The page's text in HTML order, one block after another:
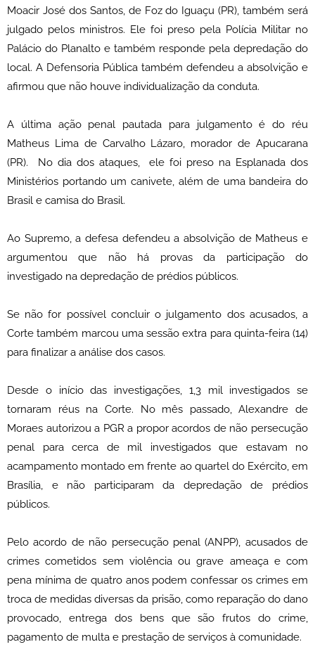
Moacir José dos Santos, de Foz do Iguaçu (PR), também será
julgado pelos ministros. Ele foi preso pela Polícia Militar no
Palácio do Planalto e também responde pela depredação do
local. A Defensoria Pública também defendeu a absolvição e
afirmou que não houve individualização da conduta.
A última ação penal pautada para julgamento é do réu
Matheus Lima de Carvalho Lázaro, morador de Apucarana
(PR). No dia dos ataques, ele foi preso na Esplanada dos
Ministérios portando um canivete, além de uma bandeira do
Brasil e camisa do Brasil.
Ao Supremo, a defesa defendeu a absolvição de Matheus e
argumentou que não há provas da participação do
investigado na depredação de prédios públicos.
Se não for possível concluir o julgamento dos acusados, a
Corte também marcou uma sessão extra para quinta-feira (14)
para finalizar a análise dos casos.
Desde o início das investigações, 1,3 mil investigados se
tornaram réus na Corte. No mês passado, Alexandre de
Moraes autorizou a PGR a propor acordos de não persecução
penal para cerca de mil investigados que estavam no
acampamento montado em frente ao quartel do Exército, em
Brasília, e não participaram da depredação de prédios
públicos.
Pelo acordo de não persecução penal (ANPP), acusados de
crimes cometidos sem violência ou grave ameaça e com
pena mínima de quatro anos podem confessar os crimes em
troca de medidas diversas da prisão, como reparação do dano
provocado, entrega dos bens que são frutos do crime,
pagamento de multa e prestação de serviços à comunidade.